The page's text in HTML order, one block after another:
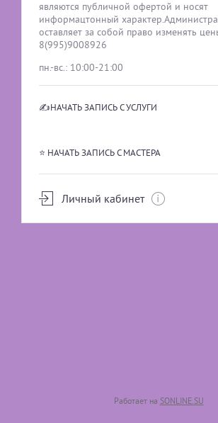
являются публичной офертой и носят
информацтонный
оставляет за собой право изменять
8(995)9008926
пн.-вс.: 10:00-21:00
✍️НАЧАТЬ ЗАПИСЬ С УСЛУГИ
⭐ НАЧАТЬ ЗАПИСЬ С МАСТЕРА
Личный кабинет
Работает на SONLINE.SU
✔️МАСТЕР СТАНДАРТ \НОГТЕВОЙ СЕРВИС
⭐ ТОП МАСТЕР\ИНСТРУКТОР
⚧️ ДЕПИЛЯЦИЯ ВОСКОМ